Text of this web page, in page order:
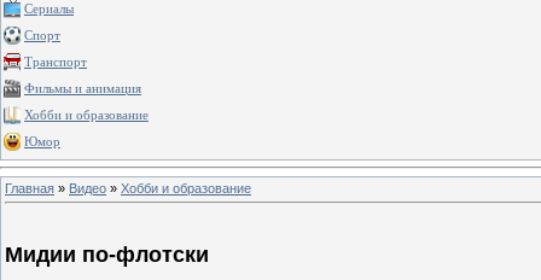
Сериалы
Спорт
Транспорт
Фильмы и анимация
Хобби и образование
Юмор
Главная » Видео » Хобби и образование
Мидии по-флотски